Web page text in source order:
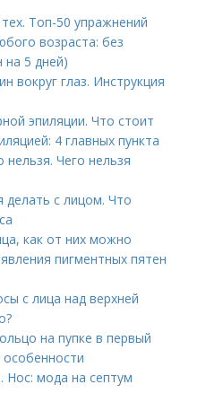
Топ-50 упражнений
возраста: без
на 5 дней)
вокруг глаз. Инструкция
эпиляции. Что стоит
4 главных пункта
Чего нельзя
делать с лицом. Что
как от них можно
пигментных пятен
с лица над верхней
на пупке в первый
особенности
Нос: мода на септум